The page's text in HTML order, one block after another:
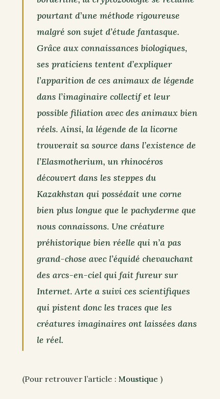
pourtant d’une méthode rigoureuse
malgré son sujet d’étude fantasque.
Grâce aux connaissances biologiques,
ses praticiens tentent d’expliquer
l’apparition de ces animaux de légende
dans l’imaginaire collectif et leur
possible filiation avec des animaux bien
réels. Ainsi, la légende de la licorne
trouverait sa source dans l’existence de
l’Elasmotherium, un rhinocéros
découvert dans les steppes du
Kazakhstan qui possédait une corne
bien plus longue que le pachyderme que
nous connaissons. Une créature
préhistorique bien réelle qui n’a pas
grand-chose avec l’équidé chevauchant
des arcs-en-ciel qui fait fureur sur
Internet. Arte a suivi ces scientifiques
qui pistent donc les traces que les
créatures imaginaires ont laissées dans
le réel.
(Pour retrouver l’article : Moustique )